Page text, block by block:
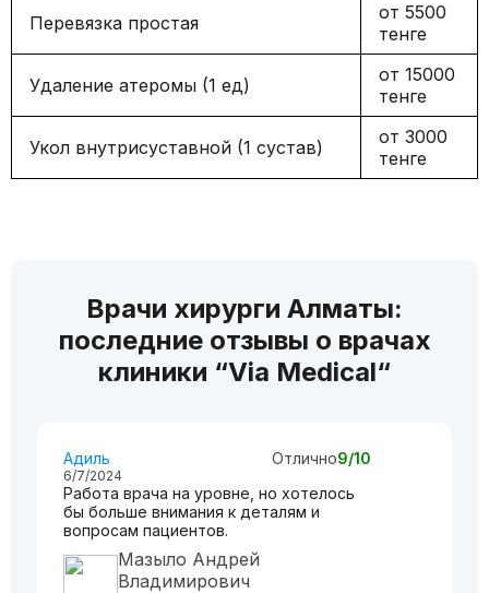
Перевязка простая
от 5500
тенге
Удаление атеромы (1 ед)
от 15000
тенге
Укол внутрисуставной (1 сустав)
от 3000
тенге
Врачи хирурги Алматы:
последние отзывы о врачах
клиники “Via Medical“
Адиль Отлично9/10
6/7/2024
Работа врача на уровне, но хотелось
бы больше внимания к деталям и
вопросам пациентов.
Мазыло Андрей
Владимирович